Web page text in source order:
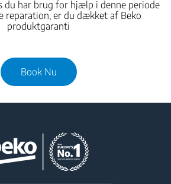
du har brug for hjælp i denne periode
reparation, er du dækket af Beko
produktgaranti
Book Nu